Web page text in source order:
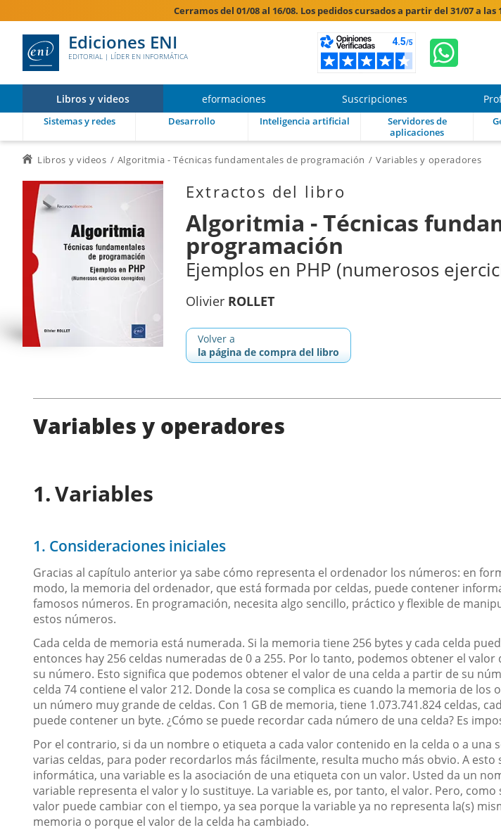
Cerramos del 01/08 al 16/08. Los pedidos cursados a partir del 31/07 a
Ediciones ENI
EDITORIAL | LÍDER EN INFORMÁTICA
Libros y videos eformaciones Suscripciones
Sistemas y redes Desarrollo Inteligencia artificial
Servidores de
aplicaciones
Libros y videos Algoritmia - Técnicas fundamentales de programación Variables y operadores
Extractos del libro
Algoritmia - Técnicas
programación
Ejemplos en PHP (numerosos
Olivier ROLLET
Volver a
la página de compra del libro
Variables y operadores
Variables
1. Consideraciones iniciales
Gracias al capítulo anterior ya sabe cómo representa el ordenador los números: en
modo, la memoria del ordenador, que está formada por celdas, puede contener
famosos números. En programación, necesita algo sencillo, práctico y flexible de
estos números.
Cada celda de memoria está numerada. Si la memoria tiene 256 bytes y cada celda
entonces hay 256 celdas numeradas de 0 a 255. Por lo tanto, podemos obtener el valor
su número. Esto significa que podemos obtener el valor de una celda a partir de su
celda 74 contiene el valor 212. Donde la cosa se complica es cuando la memoria de los
un número muy grande de celdas. Con 1 GB de memoria, tiene 1.073.741.824 celdas,
puede contener un byte. ¿Cómo se puede recordar cada número de una celda? Es
Por el contrario, si da un nombre o etiqueta a cada valor contenido en la celda o a una
varias celdas, para poder recordarlos más fácilmente, resulta mucho más obvio. A esto
informática, una variable es la asociación de una etiqueta con un valor. Usted da un
variable representa el valor y lo sustituye. La variable es, por tanto, el valor. Pero,
valor puede cambiar con el tiempo, ya sea porque la variable ya no representa la(s)
memoria o porque el valor de la celda ha cambiado.